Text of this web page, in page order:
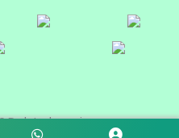
Dab Indonesia